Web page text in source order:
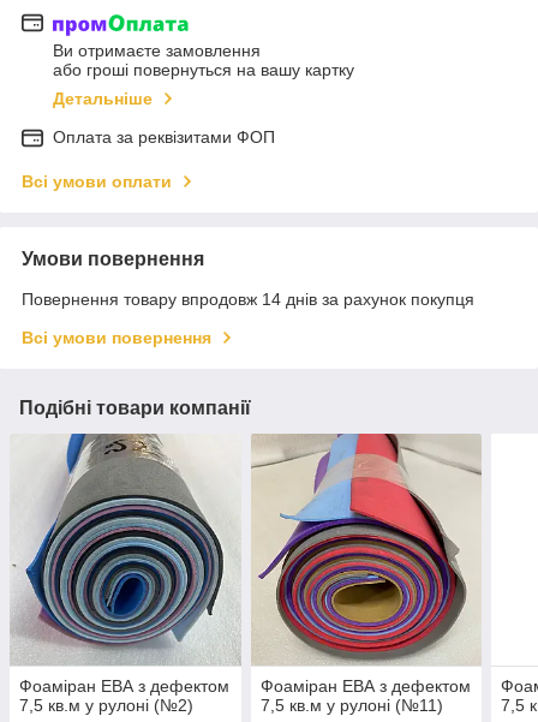
Ви отримаєте замовлення
або гроші повернуться на вашу картку
Детальніше
Оплата за реквізитами ФОП
Всі умови оплати
Умови повернення
Повернення товару впродовж 14 днів за рахунок покупця
Всі умови повернення
Подібні товари компанії
Фоаміран ЕВА з дефектом
7,5 кв.м у рулоні (№2)
Фоаміран ЕВА з дефектом
7,5 кв.м у рулоні (№11)
7,5